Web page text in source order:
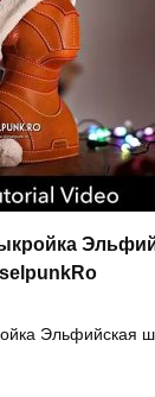
Эльфийская